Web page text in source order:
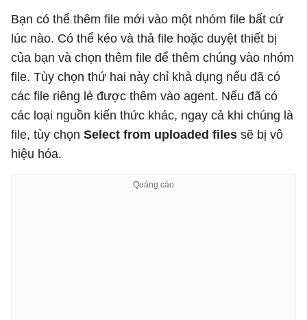
Bạn có thể thêm file mới vào một nhóm file bất cứ
lúc nào. Có thể kéo và thả file hoặc duyệt thiết bị
của bạn và chọn thêm file để thêm chúng vào nhóm
file. Tùy chọn thứ hai này chỉ khả dụng nếu đã có
các file riêng lẻ được thêm vào agent. Nếu đã có
các loại nguồn kiến ​​thức khác, ngay cả khi chúng là
file, tùy chọn Select from uploaded files sẽ bị vô
hiệu hóa.